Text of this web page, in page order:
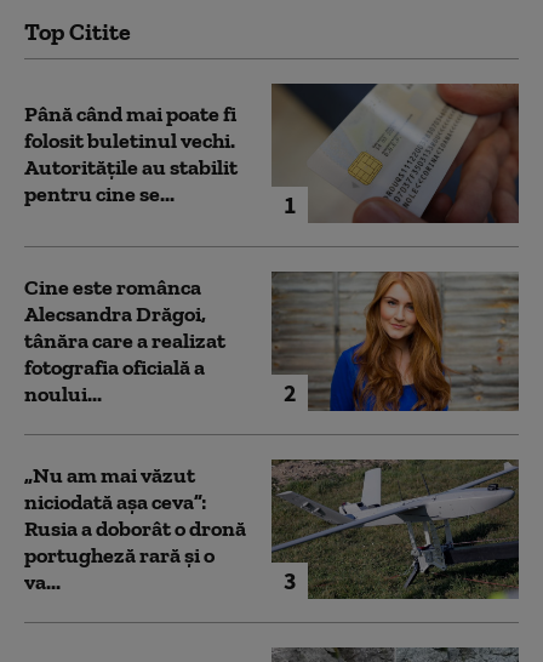
Top Citite
1
Până când mai poate fi
folosit buletinul vechi.
Autoritățile au stabilit
pentru cine se...
2
Cine este românca
Alecsandra Drăgoi,
tânăra care a realizat
fotografia oficială a
noului...
3
„Nu am mai văzut
niciodată așa ceva”:
Rusia a doborât o dronă
portugheză rară și o
va...